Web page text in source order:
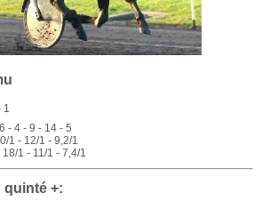
1
- 4 - 9 - 14 - 5
1 - 12/1 - 9,2/1
1 - 11/1 - 7,4/1
quinté +: